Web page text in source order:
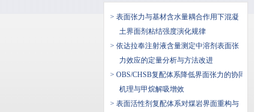
> 表面张力与基材含水量耦合作用下混凝
土界面剂粘结强度演化规律
> 依达拉奉注射液含量测定中溶剂表面张
力效应的定量分析与方法改进
> OBS/CHSB复配体系降低界面张力的协同
机理与甲烷解吸增效
> 表面活性剂复配体系对煤岩界面重构与